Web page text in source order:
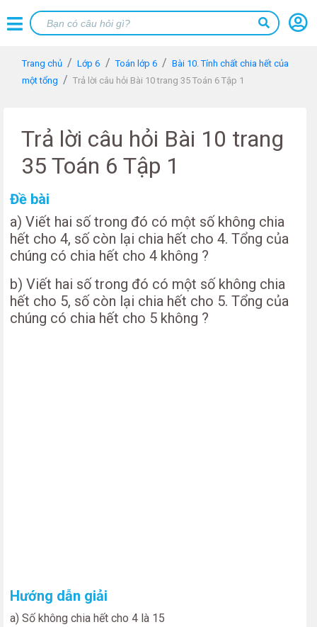
Trang chủ Lớp 6 Toán lớp 6
Bài 10. Tính chất chia hết của
một tổng
Trả lời câu hỏi Bài 10 trang 35 Toán 6 Tập 1
Trả lời câu hỏi Bài 10 trang
35 Toán 6 Tập 1
Đề bài
a) Viết hai số trong đó có một số không chia
hết cho 4, số còn lại chia hết cho 4. Tổng của
chúng có chia hết cho 4 không ?
b) Viết hai số trong đó có một số không chia
hết cho 5, số còn lại chia hết cho 5. Tổng của
chúng có chia hết cho 5 không ?
Hướng dẫn giải
a) Số không chia hết cho 4 là 15